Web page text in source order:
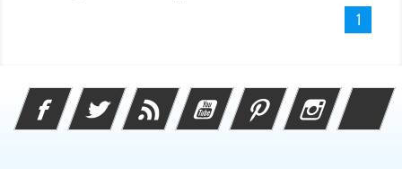
1
FacebookTwitter Rss YouTube PinterestInstagram